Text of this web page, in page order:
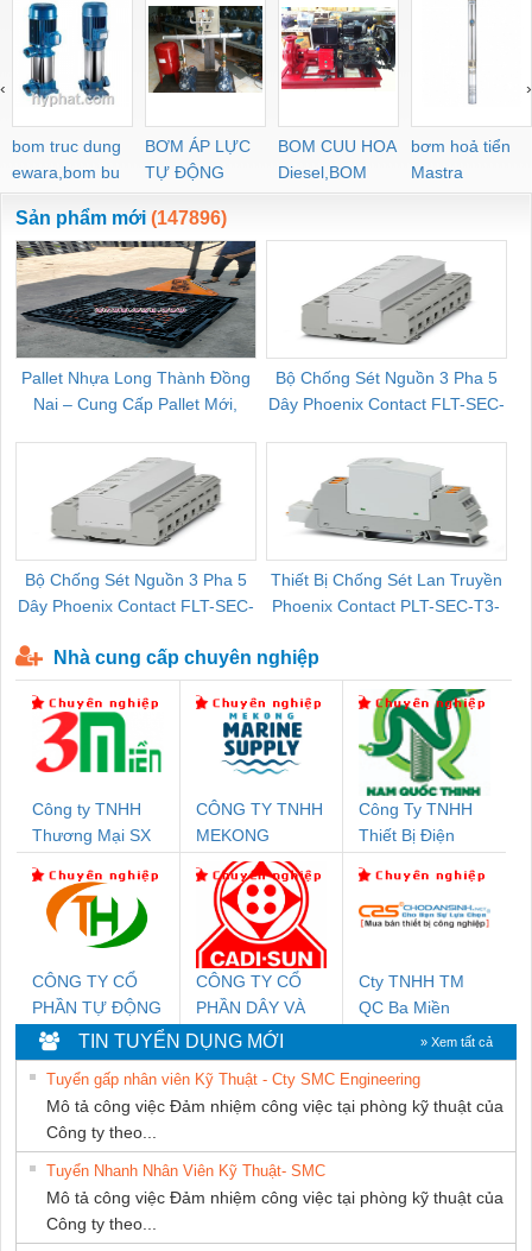
bom truc dung
ewara,bom bu
ewara
BƠM ÁP LỰC
TỰ ĐỘNG
BOM CUU HOA
Diesel,BOM
CHUA CHAY
bơm hoả tiển
Mastra
‹ ›
Sản phẩm mới (147896)
Pallet Nhựa Long Thành Đồng
Nai – Cung Cấp Pallet Mới,
Bộ Chống Sét Nguồn 3 Pha 5
Dây Phoenix Contact FLT-SEC-
Bộ Chống Sét Nguồn 3 Pha 5
Dây Phoenix Contact FLT-SEC-
Thiết Bị Chống Sét Lan Truyền
Phoenix Contact PLT-SEC-T3-
Nhà cung cấp chuyên nghiệp
Công ty TNHH
Thương Mại SX
CÔNG TY TNHH
MEKONG
MARINE
SUPPLY
Công Ty TNHH
Thiết Bị Điện
CÔNG TY CỔ
PHẦN TỰ ĐỘNG
TIẾN HƯNG
CÔNG TY CỔ
PHẦN DÂY VÀ
CÁP ĐIỆN
THƯỢNG ĐÌNH
Cty TNHH TM
QC Ba Miền
TIN TUYỂN DỤNG MỚI » Xem tất cả
Tuyển gấp nhân viên Kỹ Thuật - Cty SMC Engineering
Mô tả công việc Đảm nhiệm công việc tại phòng kỹ thuật của
Công ty theo...
Tuyển Nhanh Nhân Viên Kỹ Thuật- SMC
Mô tả công việc Đảm nhiệm công việc tại phòng kỹ thuật của
Công ty theo...